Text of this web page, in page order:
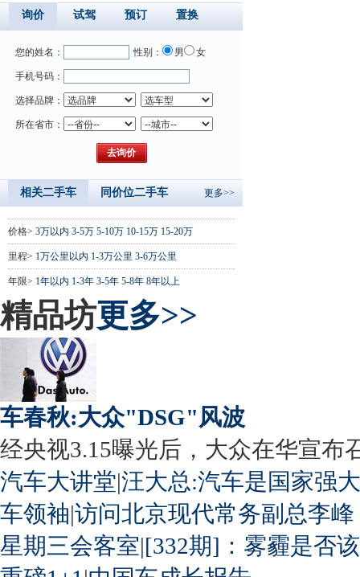
询价 试驾 预订 置换
您的姓名： 性别： 男 女
手机号码：
选择品牌：
所在省市：
相关二手车 同价位二手车 更多>>
价格> 3万以内 3-5万 5-10万 10-15万 15-20万
里程> 1万公里以内 1-3万公里 3-6万公里
年限> 1年以内 1-3年 3-5年 5-8年 8年以上
精品坊更多>>
车春秋:大众"DSG"风波
经央视3.15曝光后，大众在华宣布
汽车大讲堂|汪大总:汽车是国家强
车领袖|访问北京现代常务副总李峰
星期三会客室|[332期]：雾霾是否